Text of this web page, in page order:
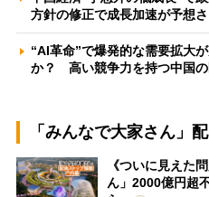
方針の修正で成長加速が予想
“AI革命”で爆発的な需要拡大
か？ 高い競争力を持つ中国
「みんなで大家さん」
《ついに見えた
ん」2000億円超